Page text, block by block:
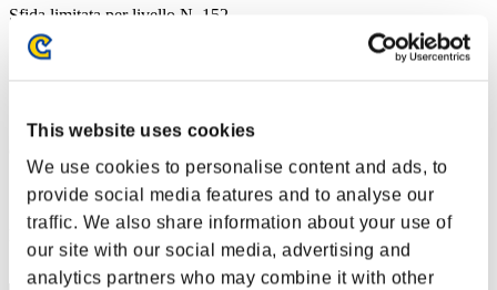
This website uses cookies
We use cookies to personalise content and ads, to
provide social media features and to analyse our
traffic. We also share information about your use of
our site with our social media, advertising and
analytics partners who may combine it with other
Sfida limitata per livello N. 152
04.10.2016 15:00 (JST) - 10.10.2016 15:00 (JST)
Classifiche
Posizione
1